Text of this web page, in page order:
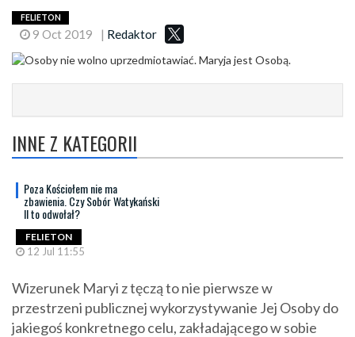
FELIETON
9 Oct 2019 | Redaktor
INNE Z KATEGORII
Poza Kościołem nie ma
zbawienia. Czy Sobór Watykański
II to odwołał?
FELIETON
12 Jul 11:55
Wizerunek Maryi z tęczą to nie pierwsze w
przestrzeni publicznej wykorzystywanie Jej Osoby do
jakiegoś konkretnego celu, zakładającego w sobie